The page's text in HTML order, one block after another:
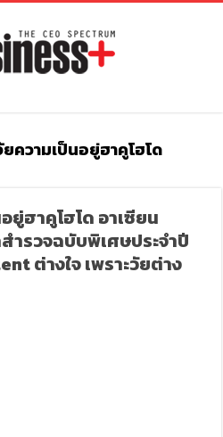
ความเป็นอยู่ฮาคูโฮโด
ยู่ฮาคูโฮโด อาเซียน
ำรวจฉบับพิเศษประจำปี
ต่างใจ เพราะวัยต่าง